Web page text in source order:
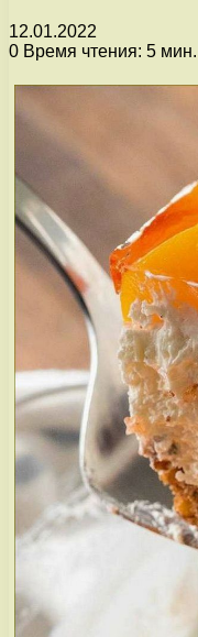
12.01.2022
0 Время чтения: 5 мин.